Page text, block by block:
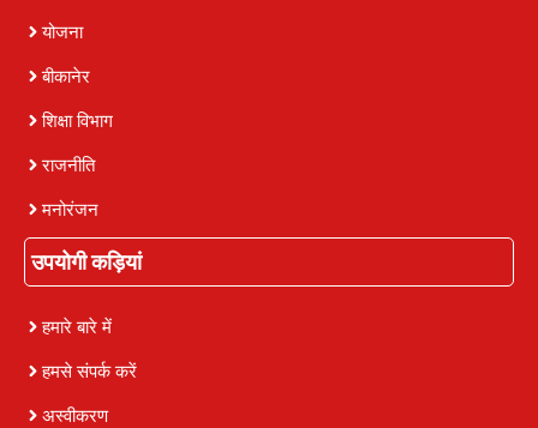
योजना
बीकानेर
शिक्षा विभाग
राजनीति
मनोरंजन
उपयोगी कड़ियां
हमारे बारे में
हमसे संपर्क करें
अस्वीकरण